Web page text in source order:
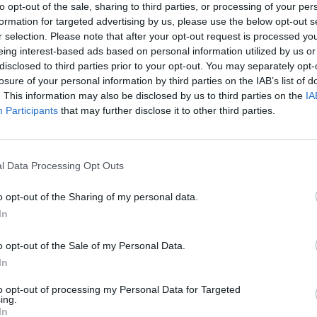
opt-out of the sale, sharing to third parties, or processing of your
for targeted advertising by us, please use the below opt-out
selection. Please note that after your opt-out request is processed
interest-based ads based on personal information utilized by us
to third parties prior to your opt-out. You may separately
of your personal information by third parties on the IAB’s list of
This information may also be disclosed by us to third parties on the
Participants that may further disclose it to other third parties.
Data Processing Opt Outs
opt-out of the Sharing of my personal data.
opt-out of the Sale of my Personal Data.
opt-out of processing my Personal Data for Targeted
e di collocarsi
del Ministero del
capace di intercettare un
differenti. Tra il 1°
saturazione OTA media
la quota di camere già
online come Booking,
un tasso del 46,6%.
guidano la classifica,
dall’Umbria che arriva
a rappresentare un